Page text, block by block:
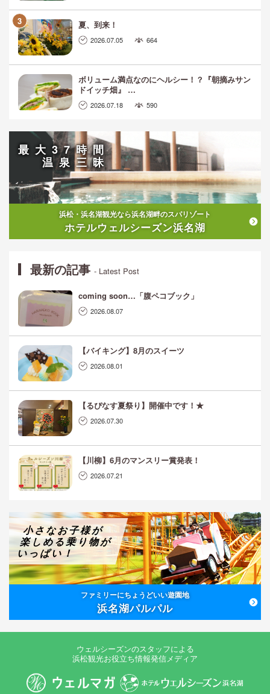
夏、到来！
2026.07.05 664
ボリューム満点なのにヘルシー！？『朝摘みサン
ドイッチ畑』 …
2026.07.18 590
最大37時間
温泉三昧
浜松・浜名湖観光なら浜名湖畔のスパリゾート
ホテルウェルシーズン浜名湖
最新の記事- Latest Post
coming soon…「腹ペコブック」
2026.08.07
【バイキング】8月のスイーツ
2026.08.01
【るぴなす夏祭り】開催中です！★
2026.07.30
【川柳】6月のマンスリー賞発表！
2026.07.21
小さなお子様が
楽しめる乗り物が
いっぱい！
ファミリーにちょうどいい遊園地
浜名湖パルパル
ウェルシーズンのスタッフによる
浜松観光お役立ち情報発信メディア